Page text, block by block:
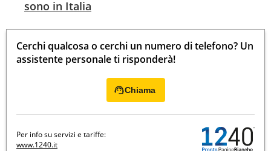
sono in Italia
Cerchi qualcosa o cerchi un numero di telefono? Un
assistente personale ti risponderà!
Chiama
Per info su servizi e tariffe:
www.1240.it